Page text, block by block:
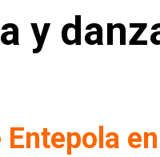
y